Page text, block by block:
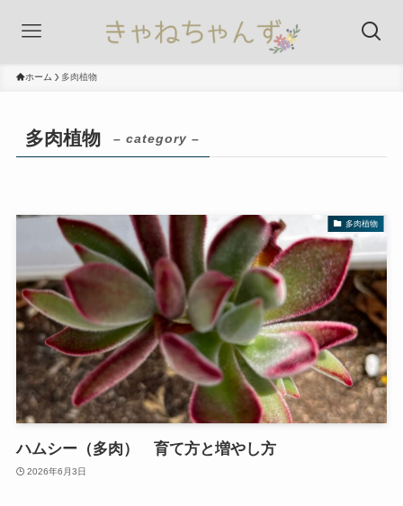
ホーム 多肉植物
多肉植物 – category –
多肉植物
ハムシー（多肉） 育て方と増やし方
2026年6月3日